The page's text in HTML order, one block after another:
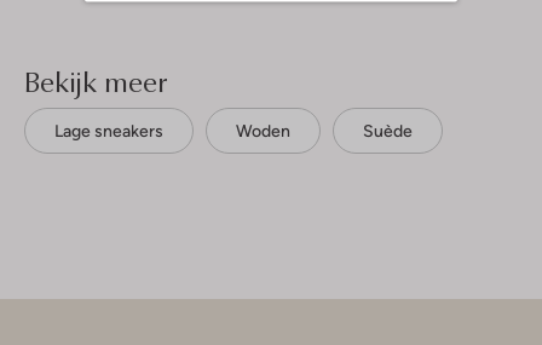
Bekijk meer
Lage sneakers Woden Suède